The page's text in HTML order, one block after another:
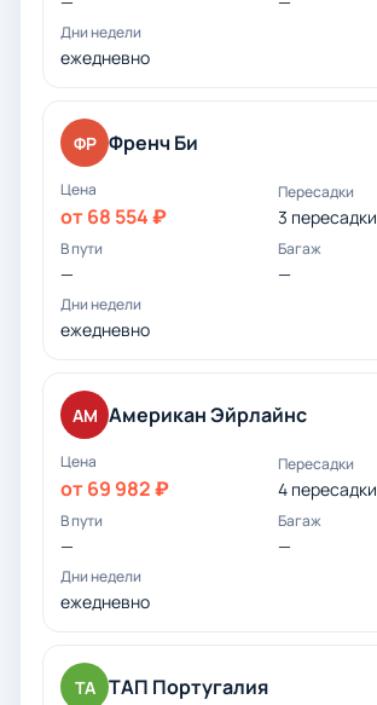
ежедневно
ФР Френч Би
от 68 554 ₽ 3 пересадки
— —
ежедневно
АМ Американ Эйрлайнс
от 69 982 ₽ 4 пересадки
— —
ежедневно
ТА ТАП Португалия